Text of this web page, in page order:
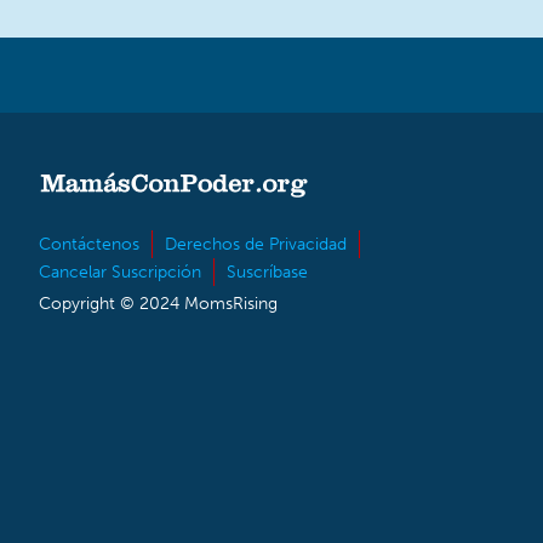
Contáctenos
Derechos de Privacidad
Cancelar Suscripción
Suscríbase
Copyright © 2024 MomsRising